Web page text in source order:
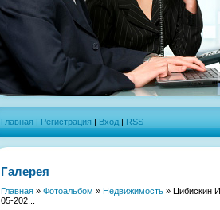
Главная | Регистрация | Вход | RSS
Галерея
Главная » Фотоальбом » Недвижимость » Цибискин
05-202...